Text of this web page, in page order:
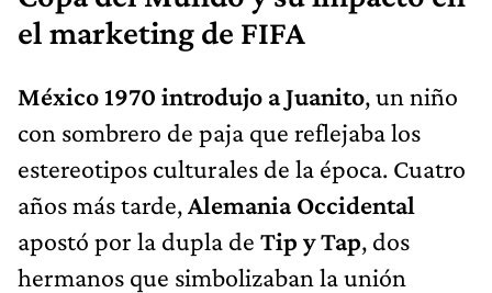
el marketing de FIFA
México 1970 introdujo a Juanito, un niño
con sombrero de paja que reflejaba los
estereotipos culturales de la época. Cuatro
años más tarde,Alemania Occidental
apostó por la dupla de Tip y Tap, dos
hermanos que simbolizaban la unión